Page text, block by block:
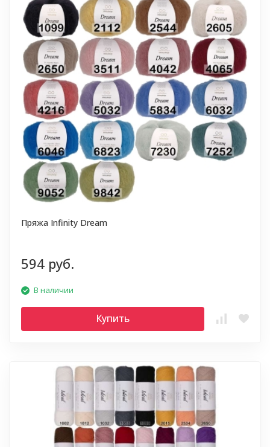
Пряжа Infinity Dream
594 руб.
В наличии
Купить